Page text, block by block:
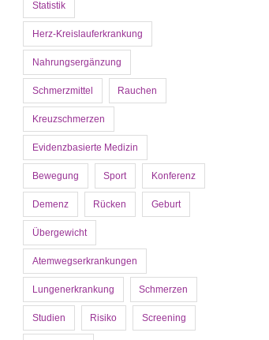
Statistik
Herz-Kreislauferkrankung
Nahrungsergänzung
Schmerzmittel Rauchen
Kreuzschmerzen
Evidenzbasierte Medizin
Bewegung Sport Konferenz
Demenz Rücken Geburt
Übergewicht
Atemwegserkrankungen
Lungenerkrankung Schmerzen
Studien Risiko Screening